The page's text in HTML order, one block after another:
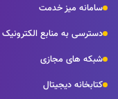
سامانه میز خدمت
دسترسی به منابع الکترونیک
شبکه های مجازی
کتابخانه دیجیتال